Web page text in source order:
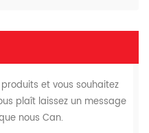
et vous souhaitez
plaît laissez un message
nous Can.